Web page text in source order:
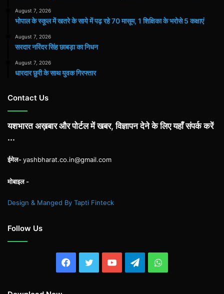
August 7, 2026
भोपाल के स्कूल में खतरे के साये में पढ़ रहे 70 मासूम, 1 शिक्षिका के भरोसे 5 कक्षाएं
August 7, 2026
सरदार नरिंदर सिंह छाबड़ा का निधन
August 7, 2026
धारदार छुरी के साथ युवक गिरफ्तार
Contact Us
यशभारत अख़बार और पोर्टल में खबर, विज्ञापन देने के लिए यहाँ संपर्क करें
...
ईमेल-yashbharat.co.in@gmail.com
मोबाइल -
Design & Manged By Tapti Finteck
Follow Us
Facebook
TwitterYouTubeTelegramWhatsApp